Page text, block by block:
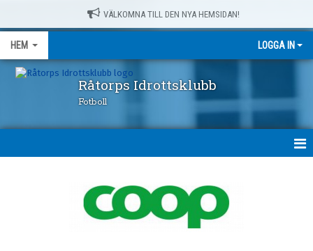
VÄLKOMNA TILL DEN NYA HEMSIDAN!
HEM LOGGA IN
Råtorps Idrottsklubb
Fotboll